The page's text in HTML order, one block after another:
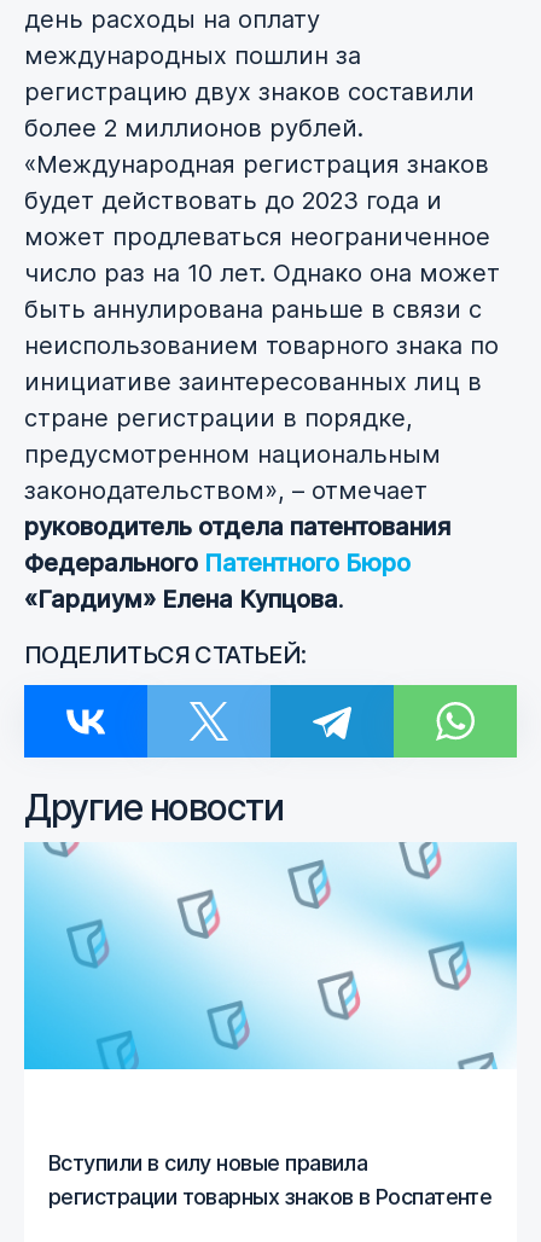
день расходы на оплату
международных пошлин за
регистрацию двух знаков составили
более 2 миллионов рублей.
«Международная регистрация знаков
будет действовать до 2023 года и
может продлеваться неограниченное
число раз на 10 лет. Однако она может
быть аннулирована раньше в связи с
неиспользованием товарного знака по
инициативе заинтересованных лиц в
стране регистрации в порядке,
предусмотренном национальным
законодательством», – отмечает
руководитель отдела патентования
Федерального Патентного Бюро
«Гардиум» Елена Купцова.
ПОДЕЛИТЬСЯ СТАТЬЕЙ:
Другие новости
Вступили в силу новые правила
регистрации товарных знаков в Роспатенте